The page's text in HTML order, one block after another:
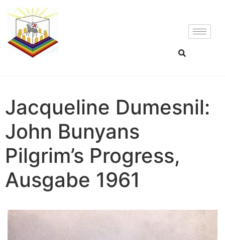
Jacqueline Dumesnil:
John Bunyans
Pilgrim’s Progress,
Ausgabe 1961